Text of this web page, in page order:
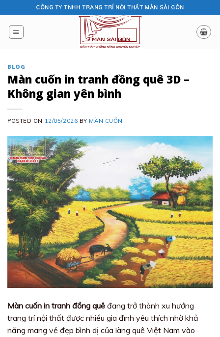
to
content
CÔNG TY TNHH TRANG TRÍ NỘI THẤT MÀN SÀI GÒN
BLOG
Màn cuốn in tranh đồng quê 3D –
Không gian yên bình
POSTED ON 12/05/2026 BY MÀN CUỐN
Màn cuốn in tranh đồng quê đang trở thành xu hướng
trang trí nội thất được nhiều gia đình yêu thích nhờ khả
năng mang vẻ đẹp bình dị của làng quê Việt Nam vào